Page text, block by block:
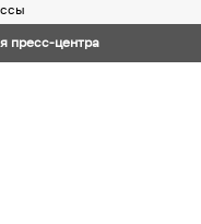
пресс-центра